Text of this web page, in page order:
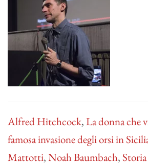
Alfred Hitchcock,La donna che
famosa invasione degli orsi in
Mattotti,Noah Baumbach,